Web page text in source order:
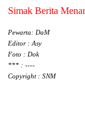
Simak Berita
Pewarta: DaM
Editor : Asy
Foto : Dok
*** : ----
Copyright : SNM